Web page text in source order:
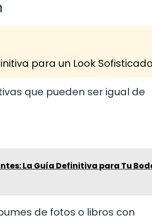
para un Look
que pueden ser igual de
La Guía Definitiva para Tu
de fotos o libros con